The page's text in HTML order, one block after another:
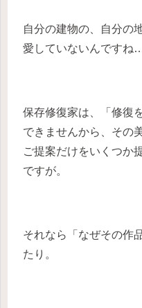
自分の建物の、自分の
愛していないんですね…
保存修復家は、「修復
できませんから、その
ご提案だけをいくつか
ですが。
それなら「なぜその作
たり。